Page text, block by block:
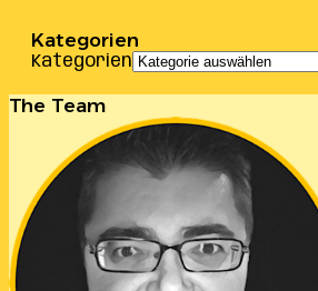
Kategorien
Kategorien
The Team